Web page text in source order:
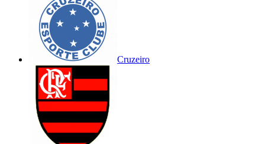
Cruzeiro